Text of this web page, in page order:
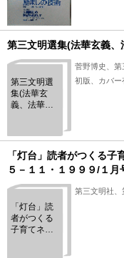
第三文明選集(法華玄義、
第三文明選
集(法華玄
義、法華文
菅野博史、第
初版、カバ
「灯台」読者がつくる
５－１１・１９９９/１月
「灯台」読
者がつくる
子育てネッ
第三文明社、